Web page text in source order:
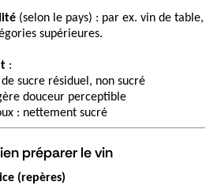
(selon le pays) : par ex. vin de table,
supérieures.
:
sucre résiduel, non sucré
douceur perceptible
: nettement sucré
préparer le vin
(repères)